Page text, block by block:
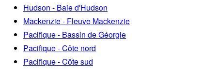
Hudson - Baie d'Hudson
Mackenzie - Fleuve Mackenzie
Pacifique - Bassin de Géorgie
Pacifique - Côte nord
Pacifique - Côte sud